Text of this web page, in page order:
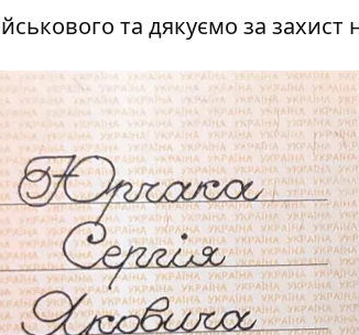
та дякуємо за захист